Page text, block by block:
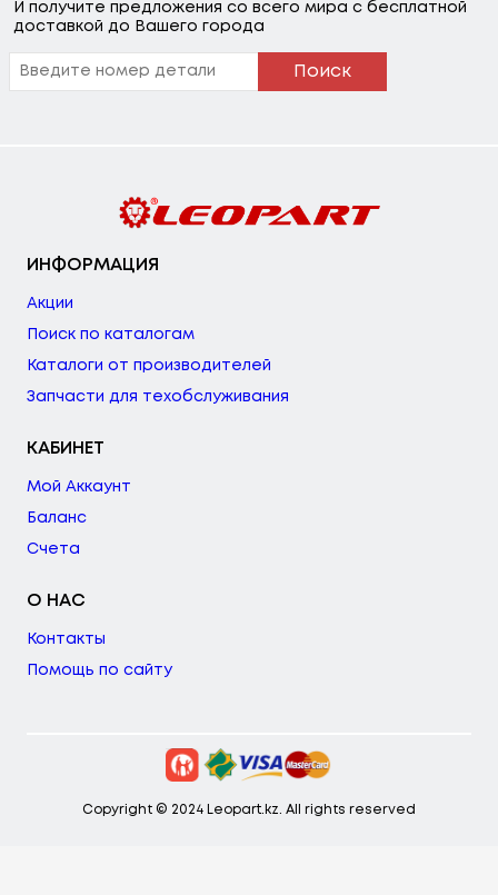
И получите предложения со всего мира с бесплатной
доставкой до Вашего города
Поиск
ИНФОРМАЦИЯ
Акции
Поиск по каталогам
Каталоги от производителей
Запчасти для техобслуживания
КАБИНЕТ
Мой Аккаунт
Баланс
Счета
О НАС
Контакты
Помощь по сайту
Copyright © 2024 Leopart.kz. All rights reserved